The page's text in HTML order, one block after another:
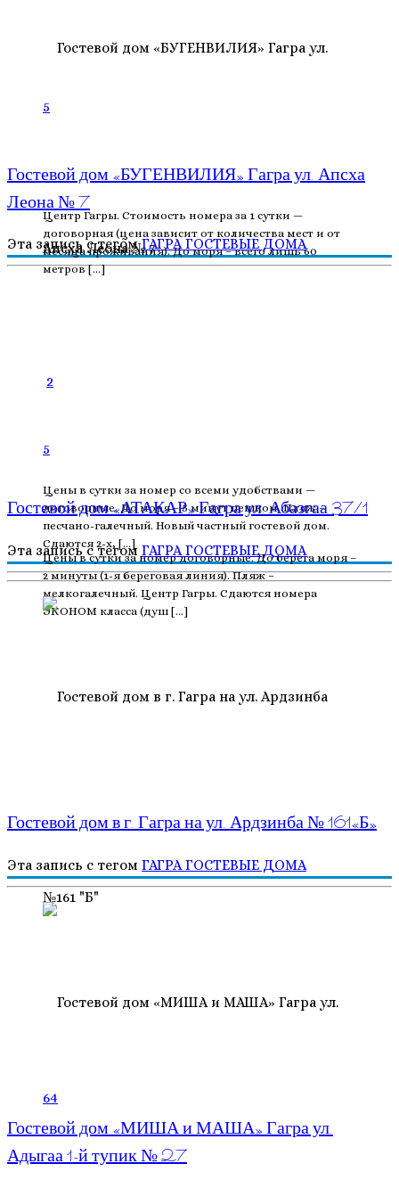
5
Центр Гагры. Стоимость номера за 1 сутки —
договорная (цена зависит от количества мест и от
месяца проживания). До моря – всего лишь 60
метров […]
5
Цены в сутки за номер договорные. До берега моря –
2 минуты (1-я береговая линия). Пляж –
мелкогалечный. Центр Гагры. Сдаются номера
ЭКОНОМ класса (душ […]
Гостевой дом «БУГЕНВИЛИЯ» Гагра ул. Апсха
Леона № 7
Эта запись с тегомГАГРАГОСТЕВЫЕ ДОМА
2
Цены в сутки за номер со всеми удобствами —
договорные. До моря – 5 минут пешком. Пляж –
песчано-галечный. Новый частный гостевой дом.
Сдаются 2-х, […]
Гостевой дом «АТАКАР» Гагра ул. Абазгаа 37/1
Эта запись с тегом ГАГРА ГОСТЕВЫЕ ДОМА
64
Гостевой дом в г. Гагра на ул. Ардзинба № 161«Б»
Эта запись с тегом ГАГРАГОСТЕВЫЕ ДОМА
Гостевой дом «МИША и МАША» Гагра ул.
Адыгаа 1-й тупик № 27